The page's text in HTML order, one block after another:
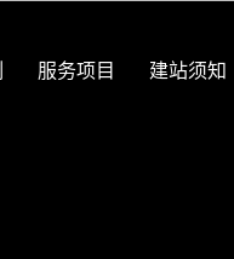
服务项目 建站须知